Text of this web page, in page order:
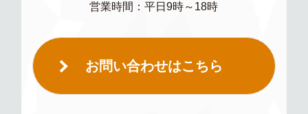
営業時間：平日9時～18時
お問い合わせはこちら